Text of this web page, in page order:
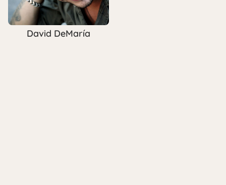
David DeMaría